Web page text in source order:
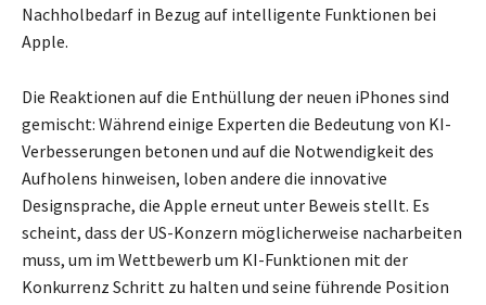
Nachholbedarf in Bezug auf intelligente Funktionen bei
Apple.
Die Reaktionen auf die Enthüllung der neuen iPhones sind
gemischt: Während einige Experten die Bedeutung von KI-
Verbesserungen betonen und auf die Notwendigkeit des
Aufholens hinweisen, loben andere die innovative
Designsprache, die Apple erneut unter Beweis stellt. Es
scheint, dass der US-Konzern möglicherweise nacharbeiten
muss, um im Wettbewerb um KI-Funktionen mit der
Konkurrenz Schritt zu halten und seine führende Position